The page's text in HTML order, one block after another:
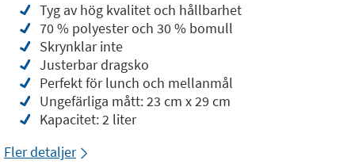
Tyg av hög kvalitet och hållbarhet
70 % polyester och 30 % bomull
Skrynklar inte
Justerbar dragsko
Perfekt för lunch och mellanmål
Ungefärliga mått: 23 cm x 29 cm
Kapacitet: 2 liter
Fler detaljer